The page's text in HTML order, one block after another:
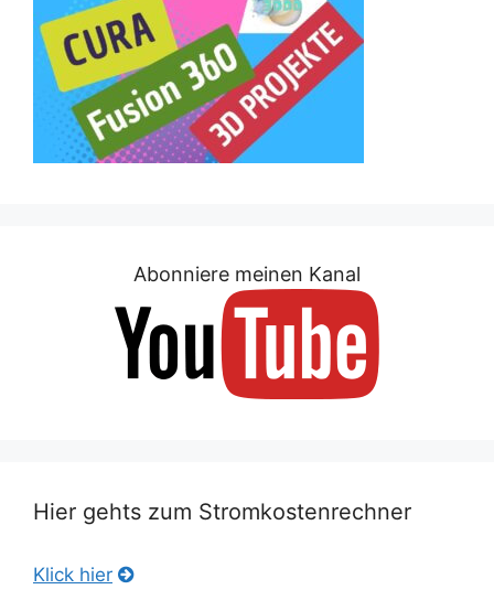
Abonniere meinen Kanal
Hier gehts zum Stromkostenrechner
Klick hier